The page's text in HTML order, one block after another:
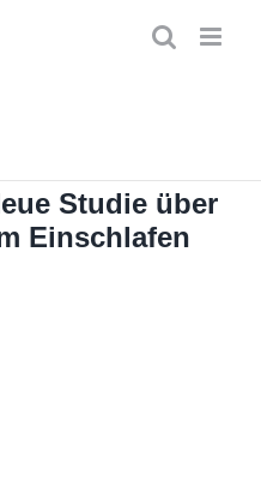
Studie über
Einschlafen